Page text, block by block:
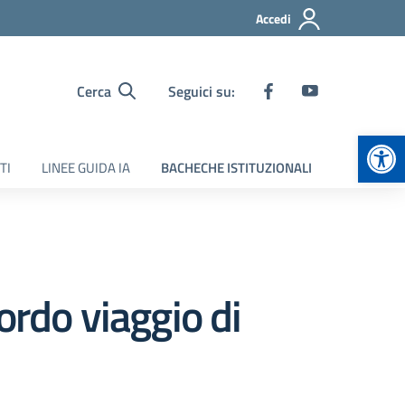
Accedi
Cerca Seguici su:
LINEE GUIDA IA BACHECHE ISTITUZIONALI
viaggio di